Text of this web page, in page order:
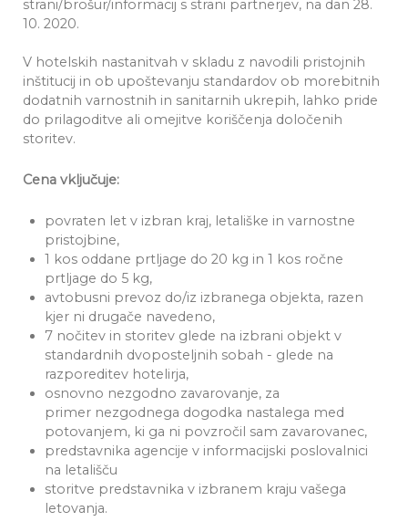
strani/brošur/informacij s strani partnerjev, na dan 28.
10. 2020.
V hotelskih nastanitvah v skladu z navodili pristojnih
inštitucij in ob upoštevanju standardov ob morebitnih
dodatnih varnostnih in sanitarnih ukrepih, lahko pride
do prilagoditve ali omejitve koriščenja določenih
storitev.
Cena vključuje:
povraten let v izbran kraj, letališke in varnostne
pristojbine,
1 kos oddane prtljage do 20 kg in 1 kos ročne
prtljage do 5 kg,
avtobusni prevoz do/iz izbranega objekta, razen
kjer ni drugače navedeno,
7 nočitev in storitev glede na izbrani objekt v
standardnih dvoposteljnih sobah - glede na
razporeditev hotelirja,
osnovno nezgodno zavarovanje, za
primer nezgodnega dogodka nastalega med
potovanjem, ki ga ni povzročil sam zavarovanec,
predstavnika agencije v informacijski poslovalnici
na letališču
storitve predstavnika v izbranem kraju vašega
letovanja.